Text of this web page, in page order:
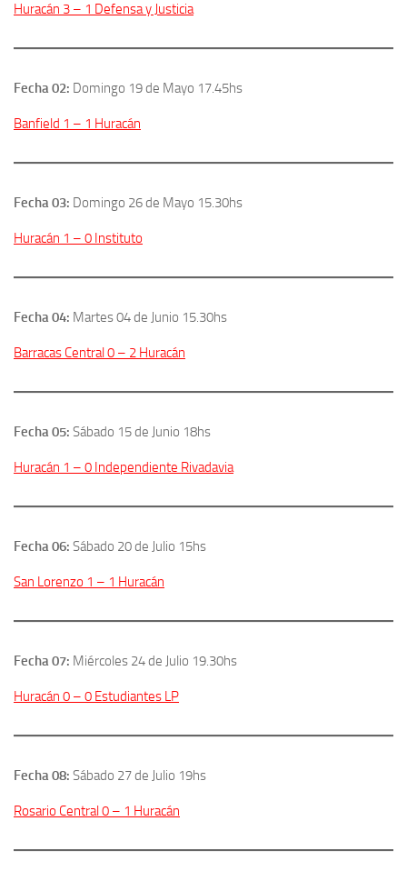
Huracán 3 – 1 Defensa y Justicia
Fecha 02: Domingo 19 de Mayo 17.45hs
Banfield 1 – 1 Huracán
Fecha 03: Domingo 26 de Mayo 15.30hs
Huracán 1 – 0 Instituto
Fecha 04: Martes 04 de Junio 15.30hs
Barracas Central 0 – 2 Huracán
Fecha 05: Sábado 15 de Junio 18hs
Huracán 1 – 0 Independiente Rivadavia
Fecha 06: Sábado 20 de Julio 15hs
San Lorenzo 1 – 1 Huracán
Fecha 07: Miércoles 24 de Julio 19.30hs
Huracán 0 – 0 Estudiantes LP
Fecha 08: Sábado 27 de Julio 19hs
Rosario Central 0 – 1 Huracán